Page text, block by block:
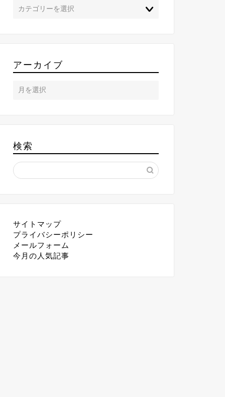
アーカイブ
検索
サイトマップ
プライバシーポリシー
メールフォーム
今月の人気記事